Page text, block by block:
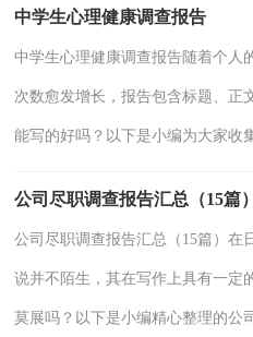
中学生心理健康调查报告
中学生心理健康调查报告随着个人
次数愈发增长，报告包含标题、正
能写的好吗？以下是小编为大家收
公司尽职调查报告汇总（15篇）
公司尽职调查报告汇总（15篇）在
说并不陌生，其在写作上具有一定
莫展吗？以下是小编精心整理的公